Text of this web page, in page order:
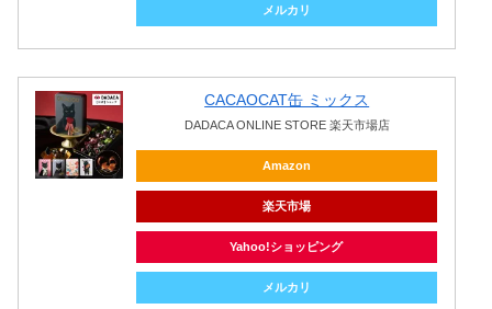
メルカリ
CACAOCAT缶 ミックス
DADACA ONLINE STORE 楽天市場店
Amazon
楽天市場
Yahoo!ショッピング
メルカリ